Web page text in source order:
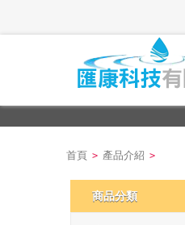
首頁 > 產品介紹 >
商品分類